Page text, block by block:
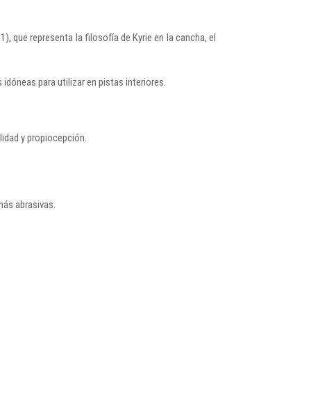
que representa la filosofía de Kyrie en la cancha, el
para utilizar en pistas interiores.
y propiocepción.
abrasivas.